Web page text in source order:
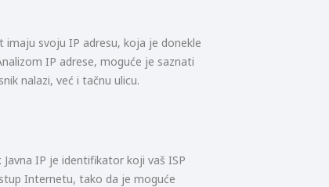
imaju svoju IP adresu, koja je donekle
IP adrese, moguće je saznati
nalazi, već i tačnu ulicu.
IP je identifikator koji vaš ISP
Internetu, tako da je moguće